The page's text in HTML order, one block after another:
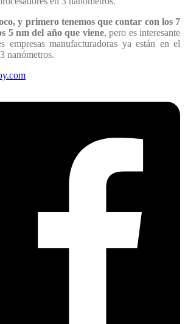
y primero tenemos que contar con los 7
5 nm del año que viene, pero es interesante
empresas manufacturadoras ya están en el
nanómetros.